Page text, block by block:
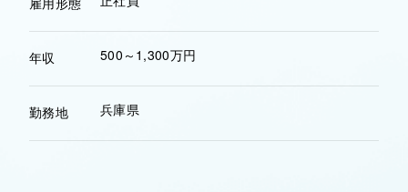
年収 500～1,300万円
勤務地 兵庫県